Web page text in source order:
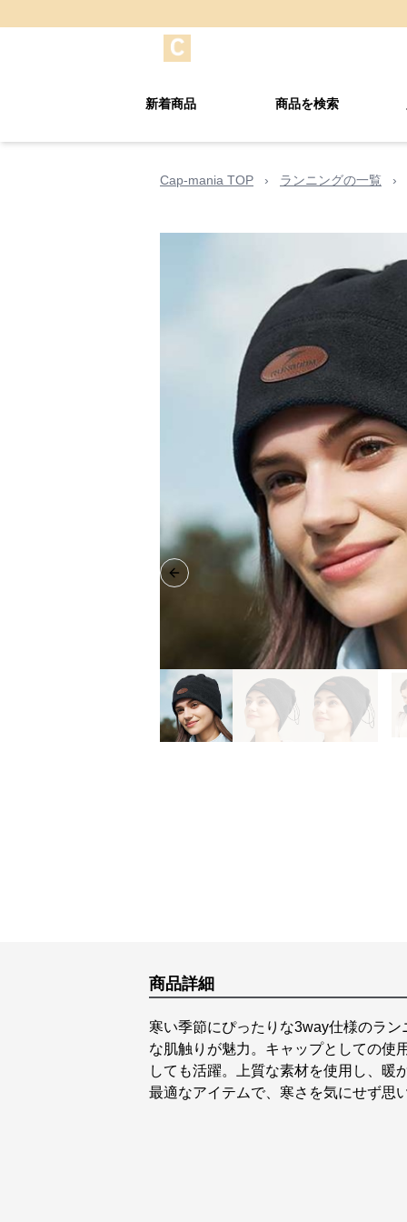
新着商品 商品を検索
Cap-mania TOP › ランニングの一覧 ›
Previous slide
商品詳細
寒い季節にぴったりな3way仕様のラ
な肌触りが魅力。キャップとしての使
しても活躍。上質な素材を使用し、暖
最適なアイテムで、寒さを気にせず思